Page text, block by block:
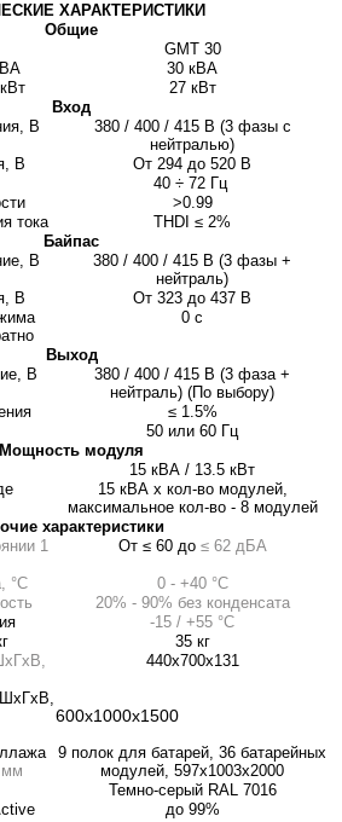
ХАРАКТЕРИСТИКИ
Общие
GMT 30
30 кВА
27 кВт
Вход
В
380 / 400 / 415 В (3 фазы c
нейтралью)
В
От 294 до 520 В
40 ÷ 72 Гц
>0.99
тока
THDI ≤ 2%
Байпас
В
380 / 400 / 415 В (3 фазы +
нейтраль)
В
От 323 до 437 В
0 с
Выход
В
380 / 400 / 415 В (3 фаза +
нейтраль) (По выбору)
≤ 1.5%
50 или 60 Гц
Мощность модуля
15 кВА / 13.5 кВт
15 кВА х кол-во модулей,
максимальное кол-во - 8 модулей
характеристики
1
От ≤ 60 до ≤ 62 дБА
°С
0 - +40 °С
20% - 90% без конденсата
-15 / +55 °С
35 кг
440х700х131
ШхГхВ,
600х1000х1500
9 полок для батарей, 36 батарейных
модулей, 597х1003х2000
Темно-серый RAL 7016
до 99%